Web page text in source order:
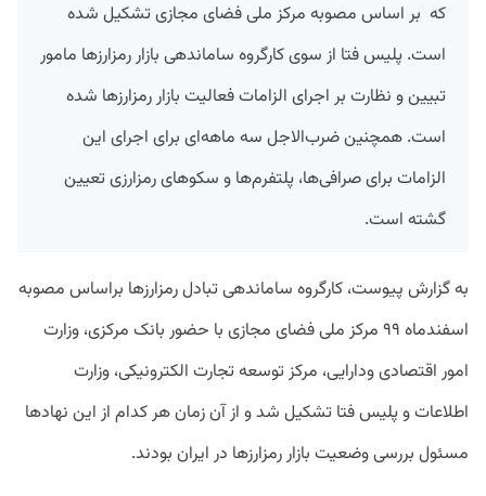
که بر اساس مصوبه مرکز ملی فضای مجازی تشکیل شده
است. پلیس فتا از سوی کارگروه ساماندهی بازار رمزارزها مامور
تبیین و نظارت بر اجرای الزامات فعالیت بازار رمزارزها شده
است. همچنین ضرب‌الاجل سه ماهه‌ای برای اجرای این
الزامات برای صرافی‌ها، پلتفرم‌ها و سکوهای رمزارزی تعیین
گشته است.
به گزارش پیوست، کارگروه ساماندهی تبادل رمزارزها براساس مصوبه
اسفندماه ۹۹ مرکز ملی فضای مجازی با حضور بانک مرکزی، وزارت
امور اقتصادی ودارایی، مرکز توسعه تجارت الکترونیکی، وزارت
اطلاعات و پلیس فتا تشکیل شد و از آن زمان هر کدام از این نهادها
مسئول بررسی وضعیت بازار رمزارزها در ایران بودند.